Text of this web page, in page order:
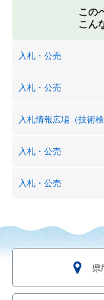
この
こん
入札・公売
入札・公売
入札情報広場（技術検
入札・公売
入札・公売
県